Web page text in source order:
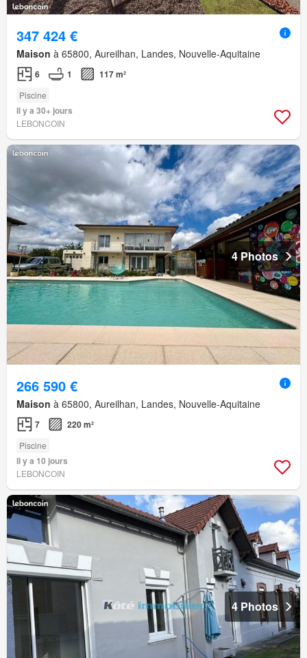
347 424 €
Maison à 65800, Aureilhan, Landes, Nouvelle-Aquitaine
6 1 117 m²
Piscine
Il y a 30+ jours
LEBONCOIN
4 Photos
266 590 €
Maison à 65800, Aureilhan, Landes, Nouvelle-Aquitaine
7 220 m²
Piscine
Il y a 10 jours
LEBONCOIN
4 Photos